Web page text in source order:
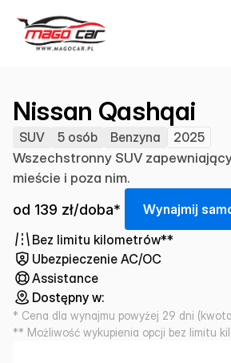
Nissan Qashqai
SUV 5 osób Benzyna
2025
Wszechstronny SUV
mieście i poza nim.
od 139 zł/doba* Wynajmij sam
Bez limitu kilometrów**
Ubezpieczenie AC/OC
Assistance
Dostępny w:
* Cena dla wynajmu powyżej 29 dni
** Możliwość wykupienia opcji bez limitu